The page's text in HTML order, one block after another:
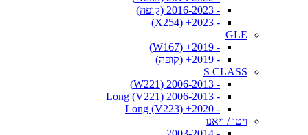
- 2016-2023 (קופה)
- 2023+ (X254)
GLE
- 2019+ (W167)
- 2019+ (קופה)
S CLASS
- 2006-2013 (W221)
- 2006-2013 Long (V221)
- 2020+ Long (V223)
ויטו / ויאנו